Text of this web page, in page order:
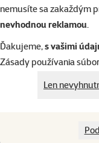
nemusíte sa zakaždým
nevhodnou reklamou.
Ďakujeme,s vašimi
Zásady používania
Len